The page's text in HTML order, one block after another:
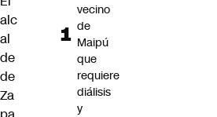
alc
al
de
de
Za
vecino
de
Maipú
que
requiere
diálisis
y